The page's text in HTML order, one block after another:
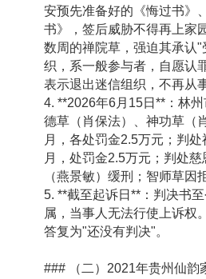
安预先准备好的《悔过书》
书》，签后威胁不得再上家
数周的禅院草，强迫其承认
织，系一般参与者，自愿认
表示退出迷信组织，不再从
4. **2026年6月15日**：林
德草（肖保法）、神功草（
月，各处罚金2.5万元；判
月，处罚金2.5万元；判处
（燕景敏）缓刑；智师草因
5. **截至起诉日**：判决书
属，当事人无法行使上诉权
答复为"还没有判决"。
### （二）2021年贵州仙韵